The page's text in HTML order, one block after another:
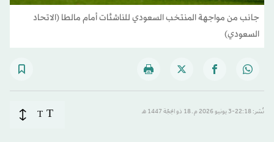
جانب من مواجهة المنتخب السعودي للناشئات أمام مالطا (الاتحاد
السعودي)
نُشر: 22:18-3 يونيو 2026 م ـ 18 ذو الحِجّة 1447 هـ T
T